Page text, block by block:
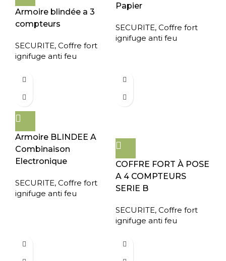
Armoire blindée a 3
compteurs
SECURITE, Coffre fort
ignifuge anti feu
Papier
SECURITE, Coffre fort
ignifuge anti feu
Armoire BLINDEE A
Combinaison
Electronique
SECURITE, Coffre fort
ignifuge anti feu
COFFRE FORT À POSE
A 4 COMPTEURS
SERIE B
SECURITE, Coffre fort
ignifuge anti feu